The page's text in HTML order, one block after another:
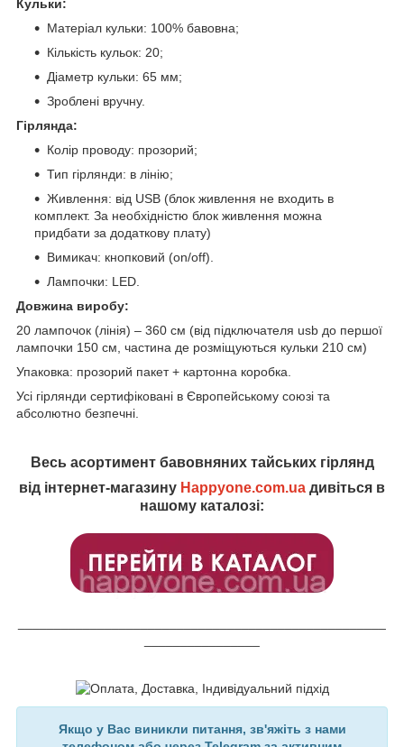
Кульки:
Матеріал кульки: 100% бавовна;
Кількість кульок: 20;
Діаметр кульки: 65 мм;
Зроблені вручну.
Гірлянда:
Колір проводу: прозорий;
Тип гірлянди: в лінію;
Живлення: від USB (блок живлення не входить в
комплект. За необхідністю блок живлення можна
придбати за додаткову плату)
Вимикач: кнопковий (on/off).
Лампочки: LED.
Довжина виробу:
20 лампочок (лінія) – 360 см (від підключателя usb до першої
лампочки 150 см, частина де розміщуються кульки 210 см)
Упаковка: прозорий пакет + картонна коробка.
Усі гірлянди сертифіковані в Європейському союзі та
абсолютно безпечні.
Весь асортимент бавовняних тайських гірлянд
від інтернет-магазину Happyone.com.ua дивіться в
нашому каталозі:
Якщо у Вас виникли питання, зв'яжіть з нами